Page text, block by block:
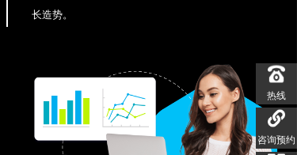
热线
免费咨询
长造势。
热线
咨询预约